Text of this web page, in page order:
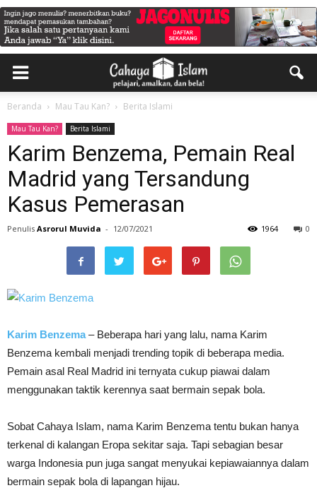
Beranda Mau Tau Kan? Berita Islami
Mau Tau Kan? Berita Islami
Karim Benzema, Pemain Real
Madrid yang Tersandung
Kasus Pemerasan
Penulis Asrorul Muvida - 12/07/2021 0
1964
Karim Benzema– Beberapa hari yang lalu, nama Karim
Benzema kembali menjadi trending topik di beberapa media.
Pemain asal Real Madrid ini ternyata cukup piawai dalam
menggunakan taktik kerennya saat bermain sepak bola.
Sobat Cahaya Islam, nama Karim Benzema tentu bukan hanya
terkenal di kalangan Eropa sekitar saja. Tapi sebagian besar
warga Indonesia pun juga sangat menyukai kepiawaiannya dalam
bermain sepak bola di lapangan hijau.